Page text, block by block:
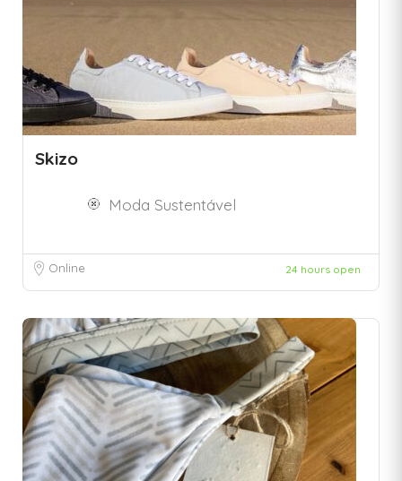
Skizo
Moda Sustentável
Online 24 hours open